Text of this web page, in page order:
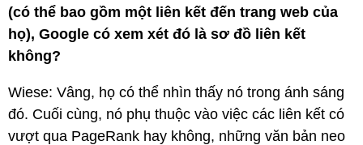
(có thể bao gồm một liên kết đến trang web của
họ), Google có xem xét đó là sơ đồ liên kết
không?
Wiese: Vâng, họ có thể nhìn thấy nó trong ánh sáng
đó. Cuối cùng, nó phụ thuộc vào việc các liên kết có
vượt qua PageRank hay không, những văn bản neo